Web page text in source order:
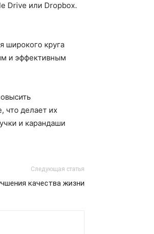
Drive или Dropbox.
широкого круга
и эффективным
что делает их
и карандаши
Следующая статья
качества жизни